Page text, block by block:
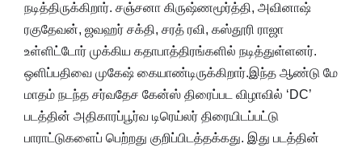
நடித்திருக்கிறார். சஞ்சனா கிருஷ்ணமூர்த்தி, அவினாஷ்
ரகுதேவன், ஜவஹர் சக்தி, சரத் ரவி, கஸ்தூரி ராஜா
உள்ளிட்டோர் முக்கிய கதாபாத்திரங்களில் நடித்துள்ளனர்.
ஒளிப்பதிவை மு​கேஷ் கையாண்டிருக்கிறார்.இந்த ஆண்டு மே
மாதம் நடந்த சர்வதேச கேன்ஸ் திரைப்பட விழாவில் ‘DC’
படத்தின் அதிகாரப்பூர்வ டிரெய்லர் திரையிடப்பட்டு
பாராட்டுகளைப் பெற்றது குறிப்பிடத்தக்கது. இது படத்தின்